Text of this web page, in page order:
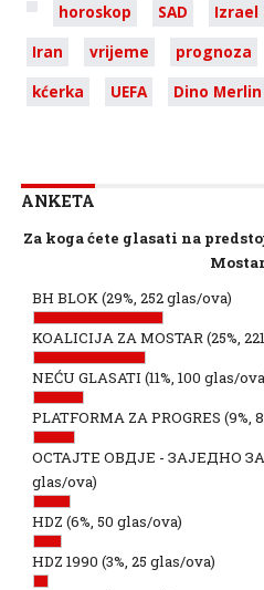
horoskop SAD Izrael
Iran
vrijeme prognoza
kćerka
UEFA Dino Merlin
ANKETA
Za koga ćete glasati na
BH BLOK(29%, 252 glas/ova)
KOALICIJA ZA MOSTAR(25%,
NEĆU GLASATI (11%, 100 glas/
PLATFORMA ZA PROGRES (9%,
ОСТАЈТЕ ОВДЈЕ - ЗАЈЕДНО
glas/ova)
HDZ (6%, 50 glas/ova)
HDZ 1990 (3%, 25 glas/ova)